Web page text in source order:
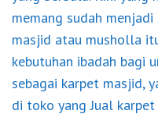
memang sudah
masjid atau musholla
kebutuhan ibadah bagi
sebagai karpet masjid,
di toko yang Jual